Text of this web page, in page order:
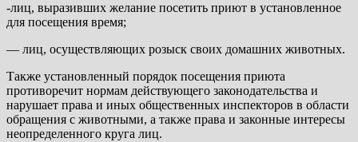
-лиц, выразивших желание посетить приют в установленное
для посещения время;
— лиц, осуществляющих розыск своих домашних животных.
Также установленный порядок посещения приюта
противоречит нормам действующего законодательства и
нарушает права и иных общественных инспекторов в области
обращения с животными, а также права и законные интересы
неопределенного круга лиц.